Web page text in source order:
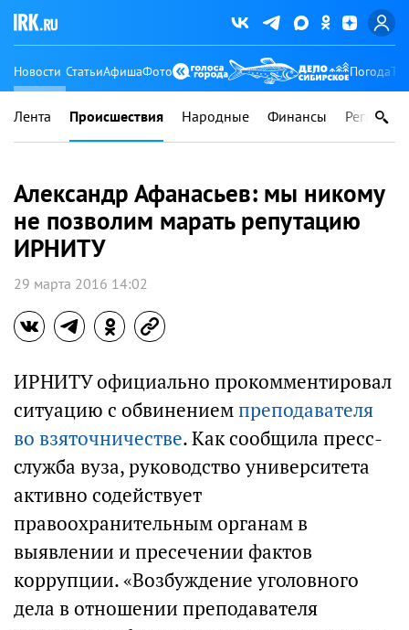
Новости СтатьиАфишаФото Погода
Лента Происшествия Народные Финансы Регионы
Александр Афанасьев: мы никому
не позволим марать репутацию
ИРНИТУ
29 марта 2016 14:02
ИРНИТУ официально прокомментировал
ситуацию с обвинениемпреподавателя
во взяточничестве. Как сообщила пресс-
служба вуза, руководство университета
активно содействует
правоохранительным органам в
выявлении и пресечении фактов
коррупции. «Возбуждение уголовного
дела в отношении преподавателя